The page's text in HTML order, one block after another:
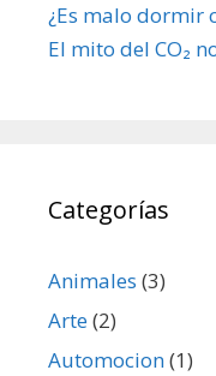
¿Es malo dormir
El mito del CO₂
Categorías
Animales (3)
Arte(2)
Automocion(1)